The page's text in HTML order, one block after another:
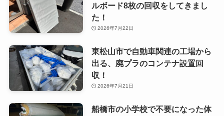
ルボード8枚の回収をしてきまし
た！
2026年7月22日
東松山市で自動車関連の工場から
出る、廃プラのコンテナ設置回
収！
2026年7月21日
船橋市の小学校で不要になった体